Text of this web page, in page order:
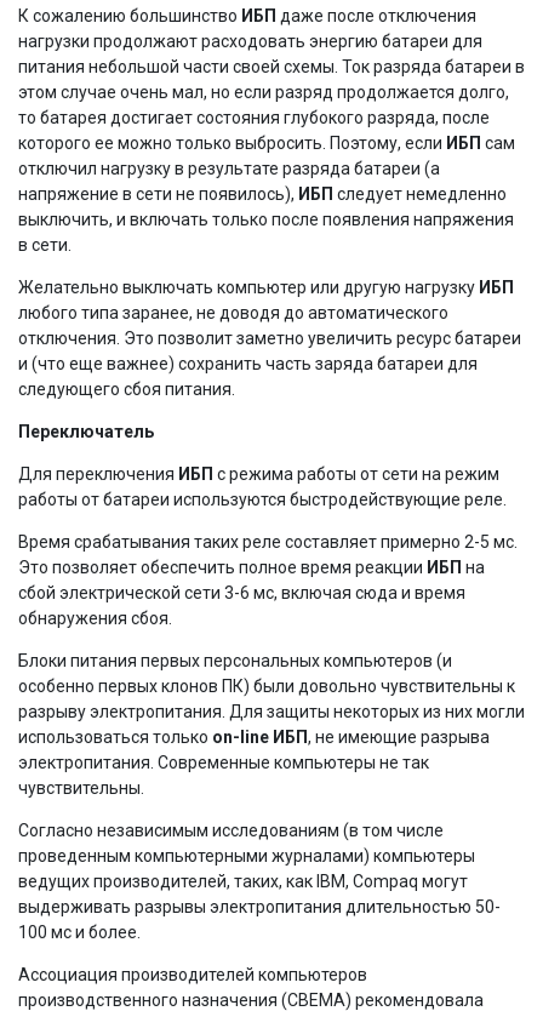
К сожалению большинство ИБП даже после отключения
нагрузки продолжают расходовать энергию батареи для
питания небольшой части своей схемы. Ток разряда батареи в
этом случае очень мал, но если разряд продолжается долго,
то батарея достигает состояния глубокого разряда, после
которого ее можно только выбросить. Поэтому, если ИБП сам
отключил нагрузку в результате разряда батареи (а
напряжение в сети не появилось), ИБП следует немедленно
выключить, и включать только после появления напряжения
в сети.
Желательно выключать компьютер или другую нагрузку ИБП
любого типа заранее, не доводя до автоматического
отключения. Это позволит заметно увеличить ресурс батареи
и (что еще важнее) сохранить часть заряда батареи для
следующего сбоя питания.
Переключатель
Для переключения ИБП с режима работы от сети на режим
работы от батареи используются быстродействующие реле.
Время срабатывания таких реле составляет примерно 2-5 мс.
Это позволяет обеспечить полное время реакции ИБП на
сбой электрической сети 3-6 мс, включая сюда и время
обнаружения сбоя.
Блоки питания первых персональных компьютеров (и
особенно первых клонов ПК) были довольно чувствительны к
разрыву электропитания. Для защиты некоторых из них могли
использоваться только on-line ИБП, не имеющие разрыва
электропитания. Современные компьютеры не так
чувствительны.
Согласно независимым исследованиям (в том числе
проведенным компьютерными журналами) компьютеры
ведущих производителей, таких, как IBM, Compaq могут
выдерживать разрывы электропитания длительностью 50-
100 мс и более.
Ассоциация производителей компьютеров
производственного назначения (CBEMA) рекомендовала